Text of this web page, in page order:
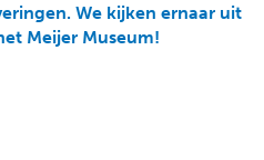
We kijken ernaar uit
Meijer Museum!